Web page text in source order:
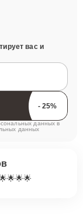
вас и
данных в
данных